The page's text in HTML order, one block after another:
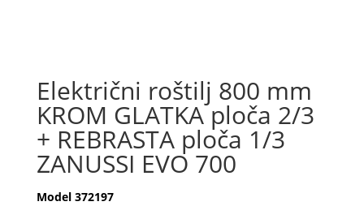
Električni roštilj 800 mm
KROM GLATKA ploča 2/3
+ REBRASTA ploča 1/3
ZANUSSI EVO 700
Model 372197